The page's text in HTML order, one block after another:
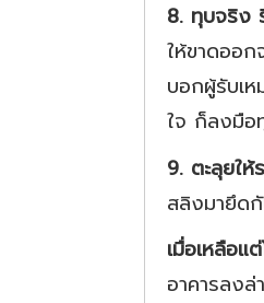
8. ทุบจริง
ให้ขาดออก
บอกผู้รับเห
ใจ ก็ลงมือ
9. ตะลุยให้
สลิงมายึด
เมื่อเหลือแ
อาคารลง